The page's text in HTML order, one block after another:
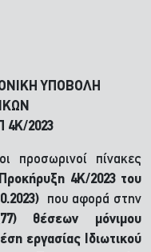
ΥΠΟΒΟΛΗ
2023
προσωρινοί πίνακες
Προκήρυξη 4Κ/2023 του
που αφορά στην
θέσεων μόνιμου
εργασίας Ιδιωτικού